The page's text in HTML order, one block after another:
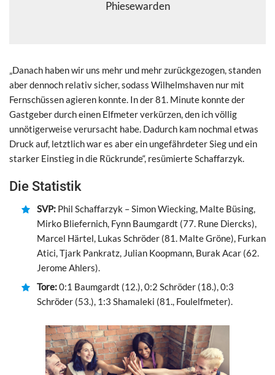
Phiesewarden
„Danach haben wir uns mehr und mehr zurückgezogen, standen
aber dennoch relativ sicher, sodass Wilhelmshaven nur mit
Fernschüssen agieren konnte. In der 81. Minute konnte der
Gastgeber durch einen Elfmeter verkürzen, den ich völlig
unnötigerweise verursacht habe. Dadurch kam nochmal etwas
Druck auf, letztlich war es aber ein ungefährdeter Sieg und ein
starker Einstieg in die Rückrunde“, resümierte Schaffarzyk.
Die Statistik
SVP: Phil Schaffarzyk – Simon Wiecking, Malte Büsing,
Mirko Bliefernich, Fynn Baumgardt (77. Rune Diercks),
Marcel Härtel, Lukas Schröder (81. Malte Gröne), Furkan
Atici, Tjark Pankratz, Julian Koopmann, Burak Acar (62.
Jerome Ahlers).
Tore:0:1 Baumgardt (12.), 0:2 Schröder (18.), 0:3
Schröder (53.), 1:3 Shamaleki (81., Foulelfmeter).